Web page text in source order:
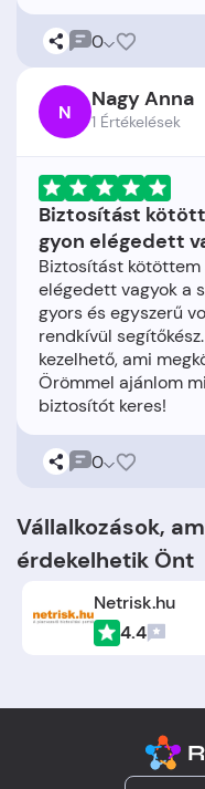
0
N Nagy Anna
1 Értékelések
Biztosítást
gyon elégedett
Biztosítást kötöttem
elégedett vagyok a
gyors és egyszerű
rendkívül
kezelhető, ami
Örömmel ajánlom
0
Vállalkozások,
érdekelhetik Önt
Netrisk.hu
4.4